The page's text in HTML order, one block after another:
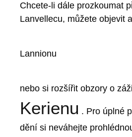
Chcete-li dále prozkoumat
Lanvellecu, můžete objevit
Lannionu
nebo si rozšířit obzory o
Kerienu . Pro úplné
dění si neváhejte